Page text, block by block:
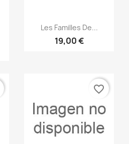
Vista rápida
Les Familles De...
19,00 €
favorite_border